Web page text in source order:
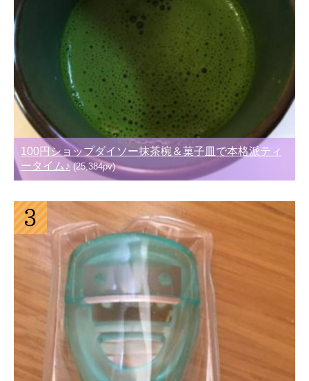
100円ショップダイソー抹茶椀＆菓子皿で本格派ティ
ータイム♪ (25,384pv)